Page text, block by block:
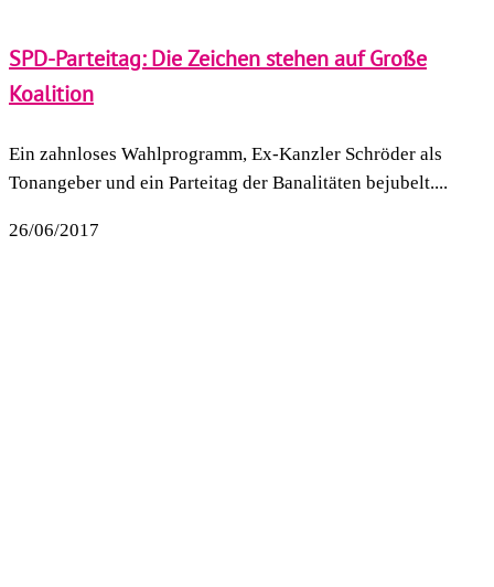
SPD-Parteitag: Die Zeichen stehen auf Große
Koalition
Ein zahnloses Wahlprogramm, Ex-Kanzler Schröder als
Tonangeber und ein Parteitag der Banalitäten bejubelt....
26/06/2017